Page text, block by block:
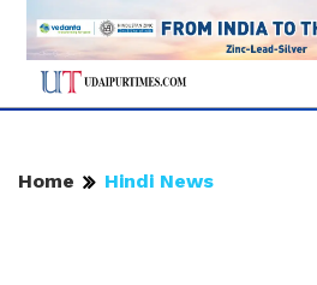
Home Hindi News